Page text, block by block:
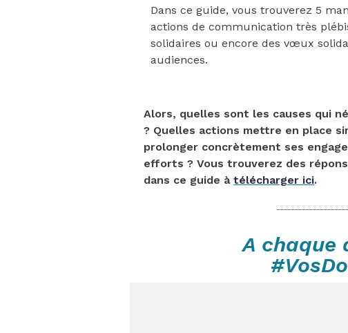
Dans ce guide, vous trouverez 5
actions de communication très
solidaires ou encore des vœux
audiences.
Alors, quelles sont les causes qui
? Quelles actions mettre en place
prolonger concrètement ses
efforts ? Vous trouverez des
dans ce guide àtélécharger ici.
A chaque